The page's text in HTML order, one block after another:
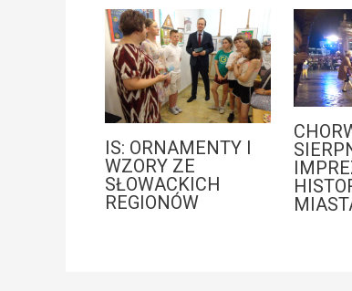
IS: ORNAMENTY I
WZORY ZE
SŁOWACKICH
REGIONÓW